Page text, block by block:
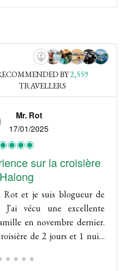
BY2,559
TRAVELLERS
Mr. Rot
17/01/2025
sur la croisière
et je suis blogueur de
J'ai vécu une excellente
en novembre dernier.
de 2 jours et 1 nuit,
très sympathique. Le